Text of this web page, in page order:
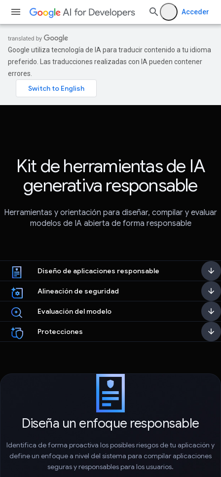
Acceder
Google utiliza tecnología de IA para traducir contenido a tu idioma
preferido. Las traducciones realizadas con IA pueden contener
errores.
Kit de herramientas de IA
generativa responsable
Herramientas y orientación para diseñar, compilar y evaluar
modelos de IA abierta de forma responsable
Diseño de aplicaciones responsable
Alineación de seguridad
Evaluación del modelo
Protecciones
Diseña un enfoque responsable
Identifica de forma proactiva los posibles riesgos de tu aplicación y
define un enfoque a nivel del sistema para compilar aplicaciones
seguras y responsables para los usuarios.